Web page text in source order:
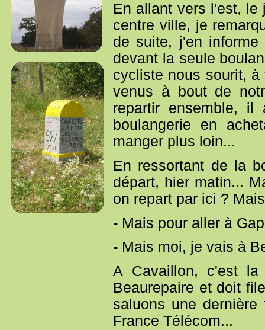
En allant vers l'est, le
centre ville, je
de suite, j'en
devant la seule
cycliste nous sourit,
venus à bout de
repartir ensemble, il
boulangerie en
manger plus loin...
En ressortant de la
départ, hier matin...
on repart par ici ?
- Mais pour aller à
- Mais moi, je vais à
A Cavaillon, c'est
Beaurepaire et doit
saluons une
France Télécom...